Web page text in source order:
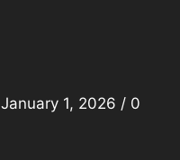
January 1, 2026 / 0